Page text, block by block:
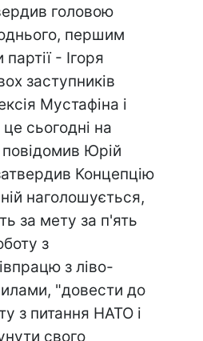
головою
першим
- Ігоря
заступників
Мустафіна і
сьогодні на
Юрій
Концепцію
наголошується,
за мету за п'ять
з
з ліво-
"довести до
з питання НАТО і
свого